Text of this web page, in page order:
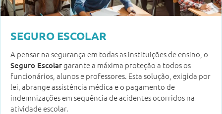
SEGURO ESCOLAR
A pensar na segurança em todas as instituições de ensino, o
Seguro Escolargarante a máxima proteção a todos os
funcionários, alunos e professores. Esta solução, exigida por
lei, abrange assistência médica e o pagamento de
indemnizações em sequência de acidentes ocorridos na
atividade escolar.